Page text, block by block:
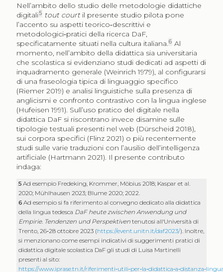
Nell’ambito dello studio delle metodologie didattiche
digitali5 tout court il presente studio pilota pone
l’accento su aspetti teorico‑descrittivi e
metodologici‑pratici della ricerca DaF,
specificatamente situati nella cultura italiana.6 Al
momento, nell’ambito della didattica sia universitaria
che scolastica si evidenziano studi dedicati ad aspetti di
inquadramento generale (Weinrich 1979), al configurarsi
di una fraseologia tipica di linguaggio specifico
(Riemer 2019) e analisi linguistiche sulla presenza di
anglicismi e confronto contrastivo con la lingua inglese
(Hufeisen 1991). Sull’uso pratico del digitale nella
didattica DaF si riscontrano invece disamine sulle
tipologie testuali presenti nel web (Dürscheid 2018),
sui corpora specifici (Flinz 2021) o più recentemente
studi sulle varie traduzioni con l’ausilio dell’intelligenza
artificiale (Hartmann 2021). Il presente contributo
indaga:
5Ad esempio Fredeking, Krommer, Möbius 2018; Kaspar et al.
2020; Mühlhausen 2023; Blume 2020; 2022.
6Ad esempio si fa riferimento al convegno dedicato alla didattica
della lingua tedesca DaF heute zwischen Anwendung und
Empirie. Tendenzen und Perspektiven tenutosi all‘Università di
Trento, 26‑28 ottobre 2023 (https://event.unitn.it/daf2023/). Inoltre,
si menzionano come esempi indicativi di suggerimenti pratici di
didattica digitale scolastica DaF gli studi di Luisa Martinelli
presenti al sito:
https://www.iprase.tn.it/